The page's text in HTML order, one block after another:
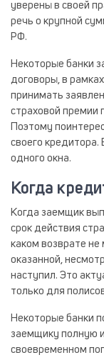
уверены в своей
речь о крупной
РФ.
Некоторые банки
договоры, в
принимать
страховой премии
Поэтому
своего
одного окна.
Когда
Когда заемщик
срок действия
каком возврате не
оказанной,
наступил. Это
только для
Некоторые банки
заемщику полную
своевременном